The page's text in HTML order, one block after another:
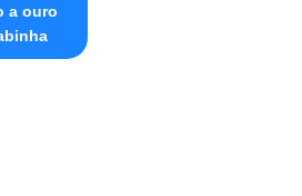
a ouro